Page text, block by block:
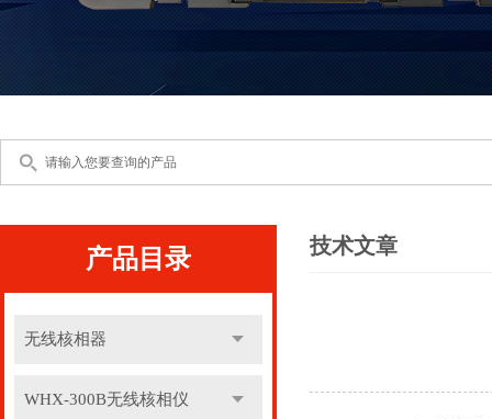
产品目录
无线核相器
WHX-300B无线核相仪
技术文章